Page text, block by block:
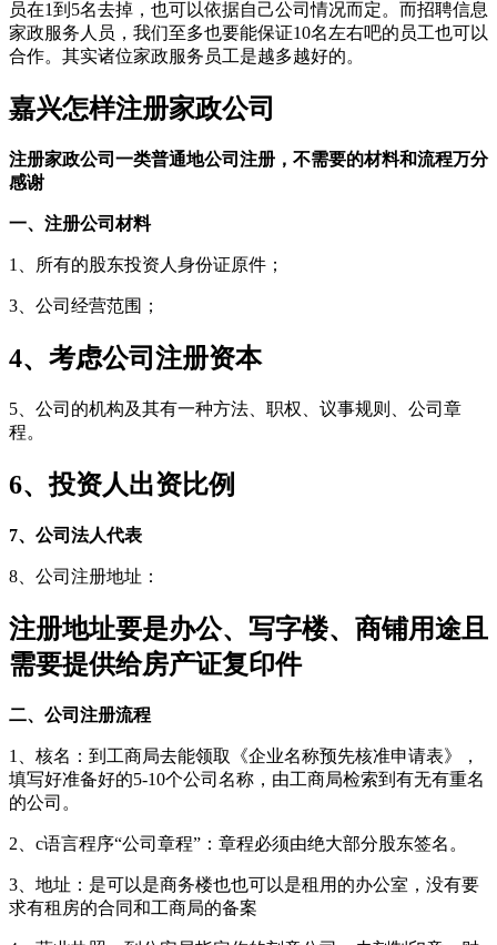
员在1到5名去掉，也可以依据自己公司情况而定。而招聘信息
家政服务人员，我们至多也要能保证10名左右吧的员工也可以
合作。其实诸位家政服务员工是越多越好的。
嘉兴怎样注册家政公司
注册家政公司一类普通地公司注册，不需要的材料和流程万分
感谢
一、注册公司材料
1、所有的股东投资人身份证原件；
3、公司经营范围；
4、考虑公司注册资本
5、公司的机构及其有一种方法、职权、议事规则、公司章
程。
6、投资人出资比例
7、公司法人代表
8、公司注册地址：
注册地址要是办公、写字楼、商铺用途且
需要提供给房产证复印件
二、公司注册流程
1、核名：到工商局去能领取《企业名称预先核准申请表》，
填写好准备好的5-10个公司名称，由工商局检索到有无有重名
的公司。
2、c语言程序“公司章程”：章程必须由绝大部分股东签名。
3、地址：是可以是商务楼也也可以是租用的办公室，没有要
求有租房的合同和工商局的备案